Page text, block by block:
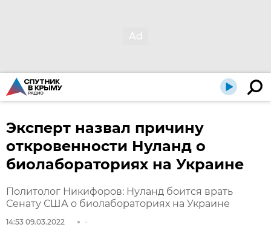
Эксперт назвал причину
откровенности Нуланд о
биолабораториях на Украине
Политолог Никифоров: Нуланд боится врать
Сенату США о биолабораториях на Украине
14:53 09.03.2022